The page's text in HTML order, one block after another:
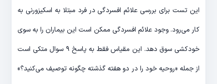
این تست برای بررسی علائم افسردگی در فرد مبتلا به اسکیزورنی به
کار می‌رود. وجود علائم افسردگی ممکن است این بیماران را به سوی
خودکشی سوق دهد. این مقیاس فقط به پاسخ ۹ سوال متکی است
از جمله «روحیه خود را در دو هفته گذشته چگونه توصیف می‌کنید؟»